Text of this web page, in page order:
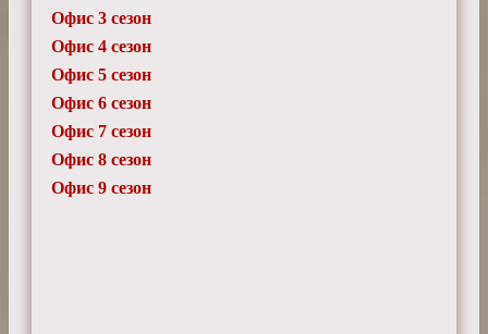
Офис 3 сезон
Офис 4 сезон
Офис 5 сезон
Офис 6 сезон
Офис 7 сезон
Офис 8 сезон
Офис 9 сезон